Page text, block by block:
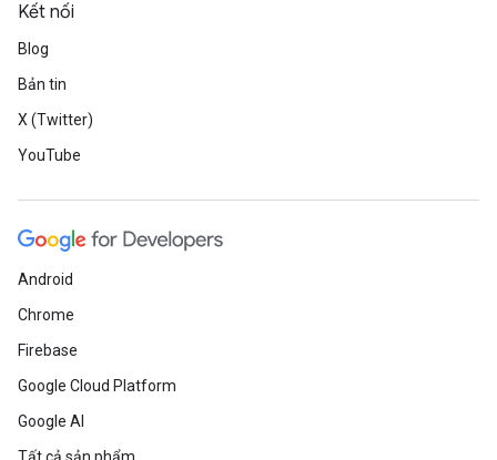
Kết nối
Blog
Bản tin
X (Twitter)
YouTube
Android
Chrome
Firebase
Google Cloud Platform
Google AI